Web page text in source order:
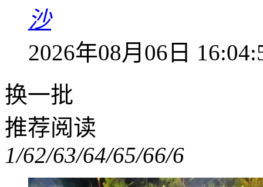
沙
2026年08月06日
换一批
推荐阅读
1/62/63/64/65/66/6